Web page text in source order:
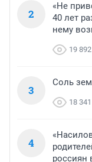
2
«Не
40 лет
нему
19 892
3
Соль
18 341
4
россиян